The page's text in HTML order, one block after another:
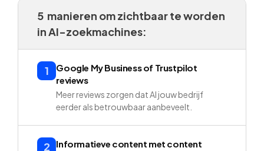
5 manieren om zichtbaar te worden
in AI-zoekmachines:
1
Google My Business of Trustpilot
reviews
Meer reviews zorgen dat AI jouw bedrijf
eerder als betrouwbaar aanbeveelt.
2
Informatieve content met content